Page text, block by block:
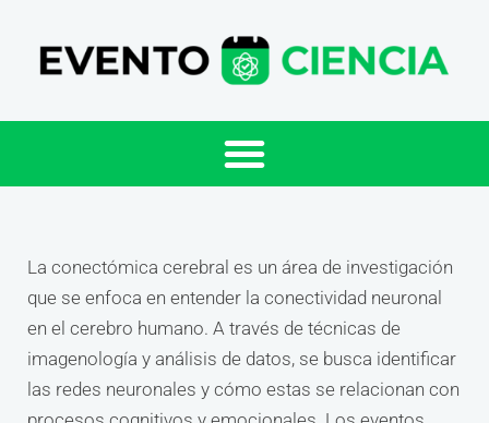
La conectómica cerebral es un área de investigación
que se enfoca en entender la conectividad neuronal
en el cerebro humano. A través de técnicas de
imagenología y análisis de datos, se busca identificar
las redes neuronales y cómo estas se relacionan con